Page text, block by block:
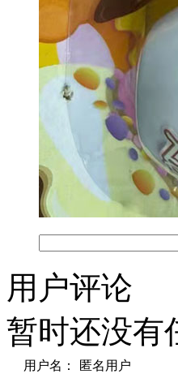
用户评论
暂时还没有
用户名：
匿名用户